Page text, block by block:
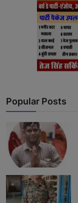
Popular Posts